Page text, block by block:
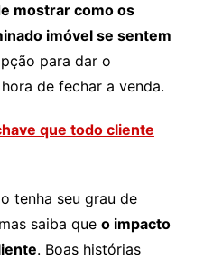
mostrar como os
imóvel se sentem
para dar o
de fechar a venda.
que todo cliente
tenha seu grau de
saiba que o impacto
. Boas histórias